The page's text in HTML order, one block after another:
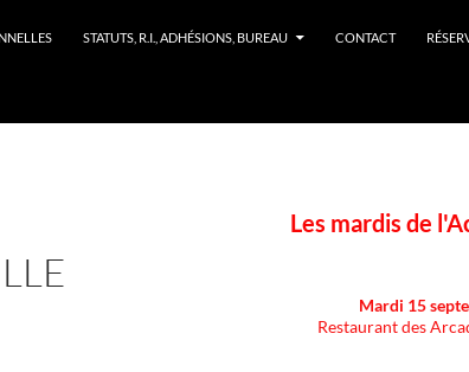
STATUTS, R.I., ADHÉSIONS, BUREAU CONTACT
Les mardis de
Mardi 15
Restaurant des